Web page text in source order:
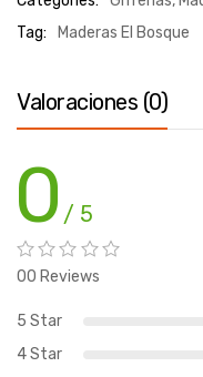
Tag:
Maderas El Bosque
Valoraciones (0)
0 / 5
00 Reviews
5 Star
4 Star